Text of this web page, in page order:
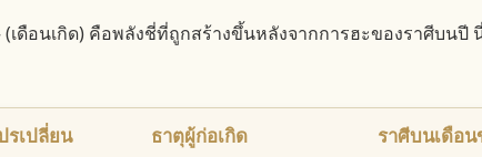
เดือนเกิด) คือพลังชี่ที่ถูกสร้างขึ้นหลังจากการฮะของราศีบนปี
รเปลี่ยน ธาตุผู้ก่อเกิด ราศีบนเดือ